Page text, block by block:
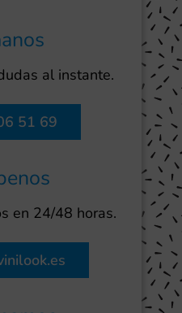
al instante.
51 69
en 24/48 horas.